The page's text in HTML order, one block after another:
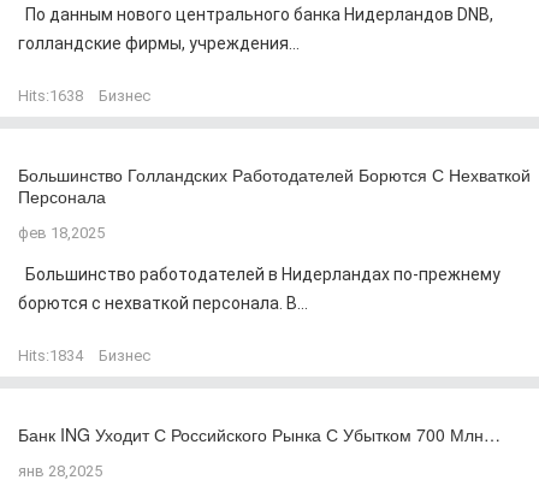
По данным нового центрального банка Нидерландов DNB,
голландские фирмы, учреждения...
Hits:1638 Бизнес
Большинство Голландских Работодателей Борются С Нехваткой
Персонала
фев 18,2025
Большинство работодателей в Нидерландах по-прежнему
борются с нехваткой персонала. В...
Hits:1834 Бизнес
Банк ING Уходит С Российского Рынка С Убытком 700 Млн…
янв 28,2025